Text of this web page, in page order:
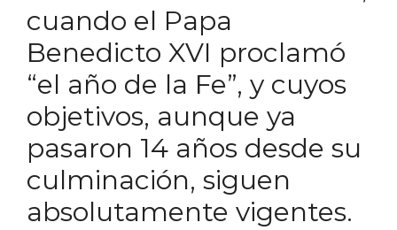
cuando el Papa
Benedicto XVI proclamó
“el año de la Fe”, y cuyos
objetivos, aunque ya
pasaron 14 años desde su
culminación, siguen
absolutamente vigentes.